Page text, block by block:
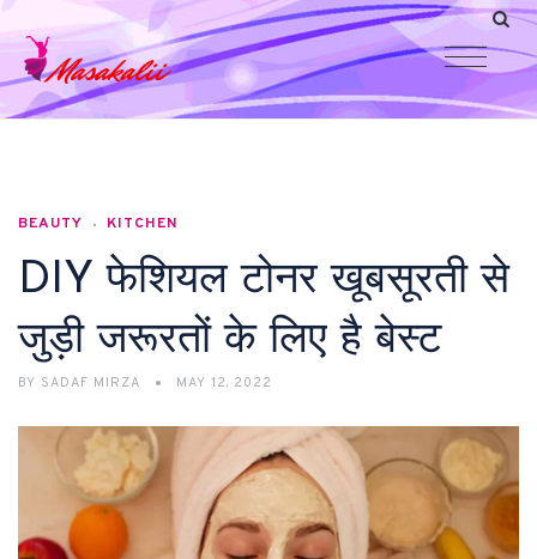
BEAUTY KITCHEN
DIY फेशियल टोनर खूबसूरती से
जुड़ी जरूरतों के लिए है बेस्ट
BY SADAF MIRZA MAY 12, 2022